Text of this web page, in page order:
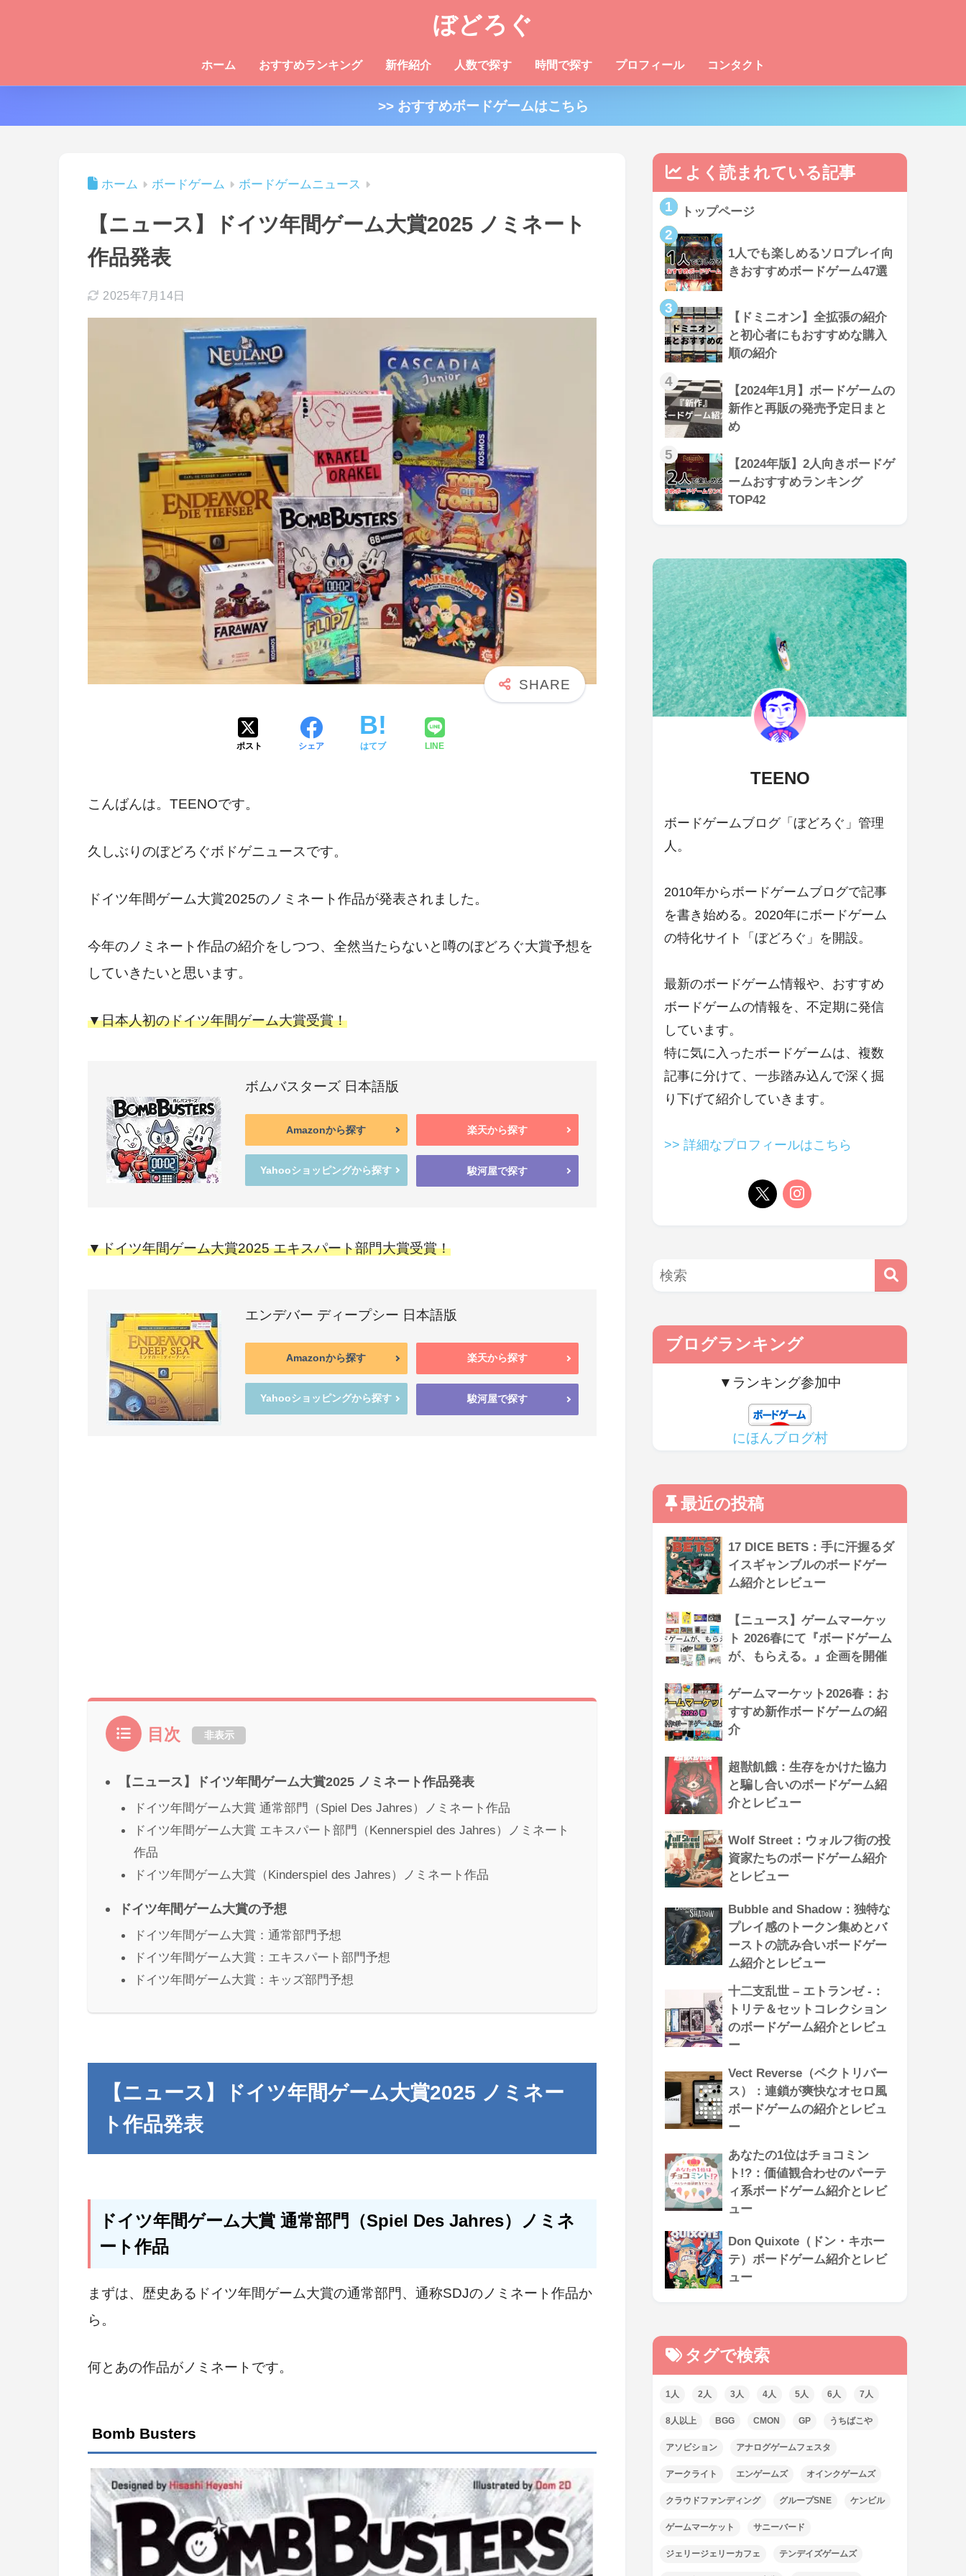
ぼどろぐ
ホーム おすすめランキング 新作紹介 人数で探す 時間で探す プロフィール コンタクト
>> おすすめボードゲームはこちら
ホーム ボードゲーム ボードゲームニュース
【ニュース】ドイツ年間ゲーム大賞2025 ノミネート
作品発表
2025年7月14日
ポスト シェア はてブ LINE
こんばんは。TEENOです。
久しぶりのぼどろぐボドゲニュースです。
ドイツ年間ゲーム大賞2025のノミネート作品が発表されました。
今年のノミネート作品の紹介をしつつ、全然当たらないと噂のぼどろぐ大賞予想を
していきたいと思います。
▼日本人初のドイツ年間ゲーム大賞受賞！
ボムバスターズ 日本語版
Amazonから探す 楽天から探す
Yahooショッピングから探す 駿河屋で探す
▼ドイツ年間ゲーム大賞2025 エキスパート部門大賞受賞！
エンデバー ディープシー 日本語版
Amazonから探す 楽天から探す
Yahooショッピングから探す 駿河屋で探す
目次 非表示
【ニュース】ドイツ年間ゲーム大賞2025 ノミネート作品発表
ドイツ年間ゲーム大賞 通常部門（Spiel Des Jahres）ノミネート作品
ドイツ年間ゲーム大賞 エキスパート部門（Kennerspiel des Jahres）ノミネート
作品
ドイツ年間ゲーム大賞（Kinderspiel des Jahres）ノミネート作品
ドイツ年間ゲーム大賞の予想
ドイツ年間ゲーム大賞：通常部門予想
ドイツ年間ゲーム大賞：エキスパート部門予想
ドイツ年間ゲーム大賞：キッズ部門予想
【ニュース】ドイツ年間ゲーム大賞2025 ノミネー
ト作品発表
ドイツ年間ゲーム大賞 通常部門（Spiel Des Jahres）ノミネ
ート作品
まずは、歴史あるドイツ年間ゲーム大賞の通常部門、通称SDJのノミネート作品か
ら。
何とあの作品がノミネートです。
Bomb Busters
よく読まれている記事
1 トップページ
2
1人でも楽しめるソロプレイ向
きおすすめボードゲーム47選
3
【ドミニオン】全拡張の紹介
と初心者にもおすすめな購入
順の紹介
4
【2024年1月】ボードゲームの
新作と再販の発売予定日まと
め
5
【2024年版】2人向きボードゲ
ームおすすめランキング
TOP42
TEENO
ボードゲームブログ「ぼどろぐ」管理
人。
2010年からボードゲームブログで記事
を書き始める。2020年にボードゲーム
の特化サイト「ぼどろぐ」を開設。
最新のボードゲーム情報や、おすすめ
ボードゲームの情報を、不定期に発信
しています。
特に気に入ったボードゲームは、複数
記事に分けて、一歩踏み込んで深く掘
り下げて紹介していきます。
>> 詳細なプロフィールはこちら
ブログランキング
▼ランキング参加中
にほんブログ村
最近の投稿
17 DICE BETS：手に汗握るダ
イスギャンブルのボードゲー
ム紹介とレビュー
【ニュース】ゲームマーケッ
ト 2026春にて『ボードゲーム
が、もらえる。』企画を開催
ゲームマーケット2026春：お
すすめ新作ボードゲームの紹
介
超獣飢餓：生存をかけた協力
と騙し合いのボードゲーム紹
介とレビュー
Wolf Street：ウォルフ街の投
資家たちのボードゲーム紹介
とレビュー
Bubble and Shadow：独特な
プレイ感のトークン集めとバ
ーストの読み合いボードゲー
ム紹介とレビュー
十二支乱世 – エトランゼ -：
トリテ＆セットコレクション
のボードゲーム紹介とレビュ
ー
Vect Reverse（ベクトリバー
ス）：連鎖が爽快なオセロ風
ボードゲームの紹介とレビュ
ー
あなたの1位はチョコミン
ト!?：価値観合わせのパーテ
ィ系ボードゲーム紹介とレビ
ュー
Don Quixote（ドン・キホー
テ）ボードゲーム紹介とレビ
ュー
タグで検索
1人 2人 3人 4人 5人 6人 7人
8人以上 BGG CMON GP うちばこや
アソビション アナログゲームフェスタ
アークライト エンゲームズ オインクゲームズ
クラウドファンディング グループSNE ケンビル
ゲームマーケット サニーバード
ジェリージェリーカフェ テンデイズゲームズ